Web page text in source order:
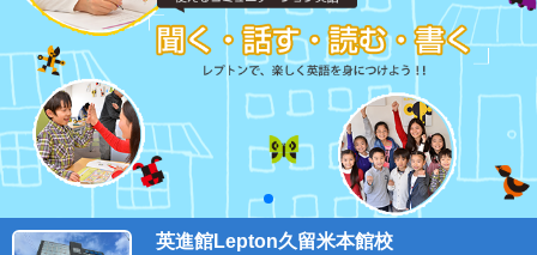
英進館Lepton久留米本館校